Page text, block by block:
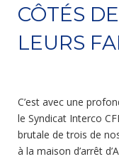
CÔTÉS
LEURS
C’est avec une
le Syndicat Interco
brutale de trois de
à la maison d’arrêt